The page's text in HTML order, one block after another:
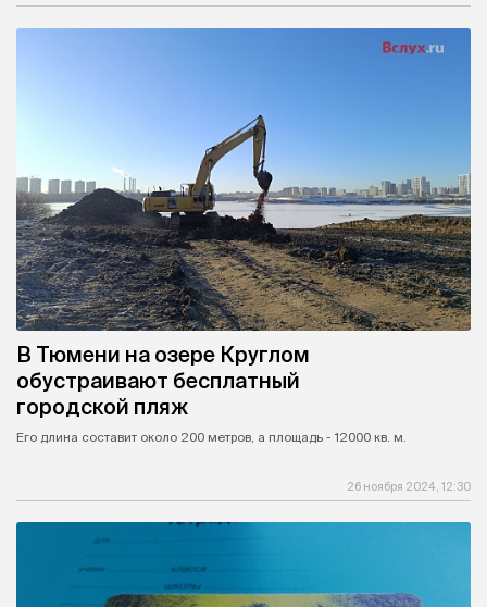
В Тюмени на озере Круглом
обустраивают бесплатный
городской пляж
Его длина составит около 200 метров, а площадь - 12000 кв. м.
26 ноября 2024, 12:30